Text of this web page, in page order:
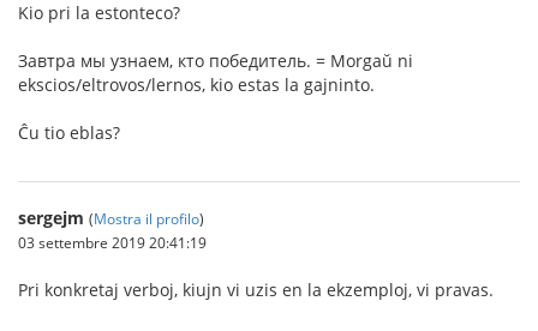
Kio pri la estonteco?
Завтра мы узнаем, кто победитель. = Morgaŭ ni
ekscios/eltrovos/lernos, kio estas la gajninto.
Ĉu tio eblas?
sergejm (Mostra il profilo)
03 settembre 2019 20:41:19
Pri konkretaj verboj, kiujn vi uzis en la ekzemploj, vi pravas.